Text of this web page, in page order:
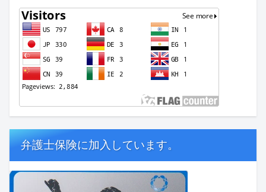
弁護士保険に加入しています。